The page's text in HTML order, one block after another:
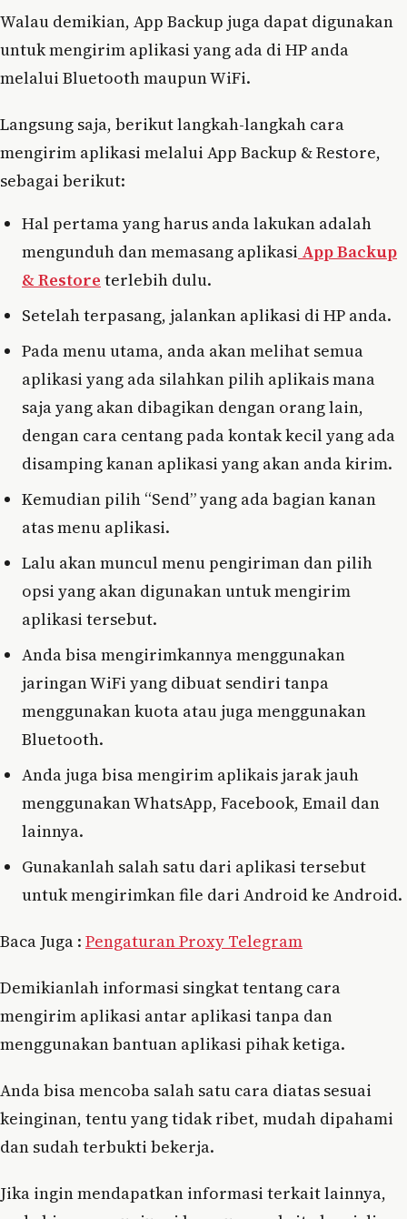
Walau demikian, App Backup juga dapat digunakan
untuk mengirim aplikasi yang ada di HP anda
melalui Bluetooth maupun WiFi.
Langsung saja, berikut langkah-langkah cara
mengirim aplikasi melalui App Backup & Restore,
sebagai berikut:
Hal pertama yang harus anda lakukan adalah
mengunduh dan memasang aplikasi App Backup
& Restore terlebih dulu.
Setelah terpasang, jalankan aplikasi di HP anda.
Pada menu utama, anda akan melihat semua
aplikasi yang ada silahkan pilih aplikais mana
saja yang akan dibagikan dengan orang lain,
dengan cara centang pada kontak kecil yang ada
disamping kanan aplikasi yang akan anda kirim.
Kemudian pilih “Send” yang ada bagian kanan
atas menu aplikasi.
Lalu akan muncul menu pengiriman dan pilih
opsi yang akan digunakan untuk mengirim
aplikasi tersebut.
Anda bisa mengirimkannya menggunakan
jaringan WiFi yang dibuat sendiri tanpa
menggunakan kuota atau juga menggunakan
Bluetooth.
Anda juga bisa mengirim aplikais jarak jauh
menggunakan WhatsApp, Facebook, Email dan
lainnya.
Gunakanlah salah satu dari aplikasi tersebut
untuk mengirimkan file dari Android ke Android.
Baca Juga : Pengaturan Proxy Telegram
Demikianlah informasi singkat tentang cara
mengirim aplikasi antar aplikasi tanpa dan
menggunakan bantuan aplikasi pihak ketiga.
Anda bisa mencoba salah satu cara diatas sesuai
keinginan, tentu yang tidak ribet, mudah dipahami
dan sudah terbukti bekerja.
Jika ingin mendapatkan informasi terkait lainnya,